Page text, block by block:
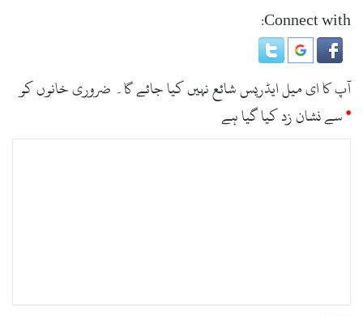
گرفتار ہونے والے ملزمان کے خلاف الگ الگ مقدمات درج
کرکے تفتیش شروع کردی ہے۔
Connect with:
آپ کا ای میل ایڈریس شائع نہیں کیا جائے گا۔ ضروری خانوں کو
*سے نشان زد کیا گیا ہے